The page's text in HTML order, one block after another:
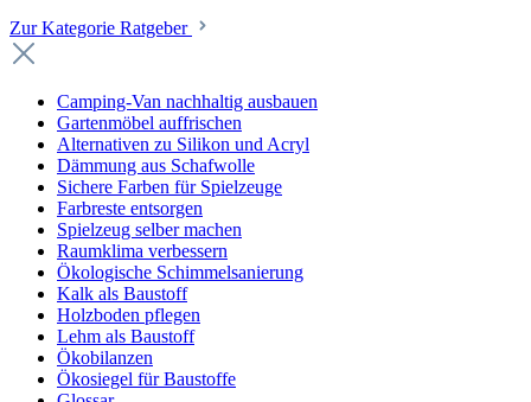
Zur Kategorie Ratgeber
Camping-Van nachhaltig ausbauen
Gartenmöbel auffrischen
Alternativen zu Silikon und Acryl
Dämmung aus Schafwolle
Sichere Farben für Spielzeuge
Farbreste entsorgen
Spielzeug selber machen
Raumklima verbessern
Ökologische Schimmelsanierung
Kalk als Baustoff
Holzboden pflegen
Lehm als Baustoff
Ökobilanzen
Ökosiegel für Baustoffe